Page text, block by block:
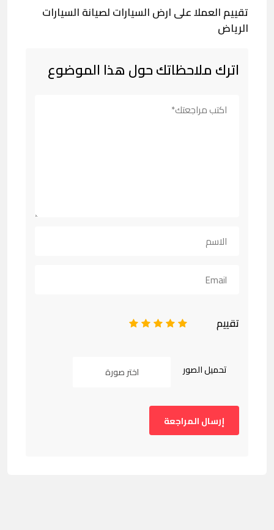
تقييم العملا على ارض السيارات لصيانة السيارات
الرياض
اترك ملاحظاتك حول هذا الموضوع
تقييم 5
4
3
2
تحميل الصور اختر صورة